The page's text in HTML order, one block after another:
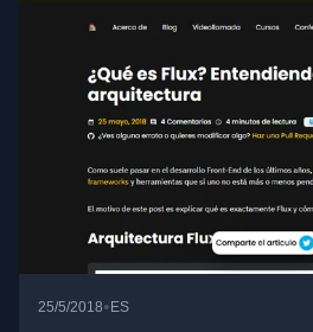
25/5/2018•ES